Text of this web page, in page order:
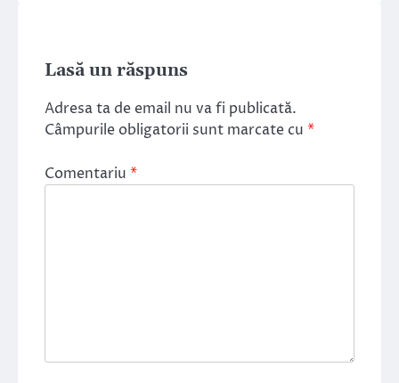
Lasă un răspuns
Adresa ta de email nu va fi publicată.
Câmpurile obligatorii sunt marcate cu *
Comentariu *